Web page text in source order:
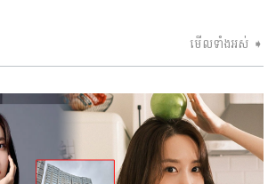
មើលទាំងអស់ ➧